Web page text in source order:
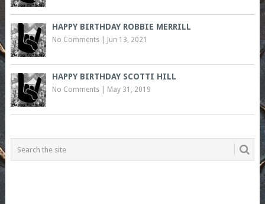
HAPPY BIRTHDAY ROBBIE MERRILL
No Comments| Jun 13, 2021
HAPPY BIRTHDAY SCOTTI HILL
No Comments| May 31, 2019